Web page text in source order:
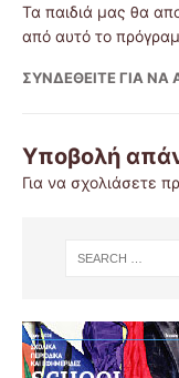
Τα παιδιά μας θα
από αυτό το
ΣΥΝΔΕΘΕΊΤΕ ΓΙΑ
Υποβολή
Για να σχολιάσετε